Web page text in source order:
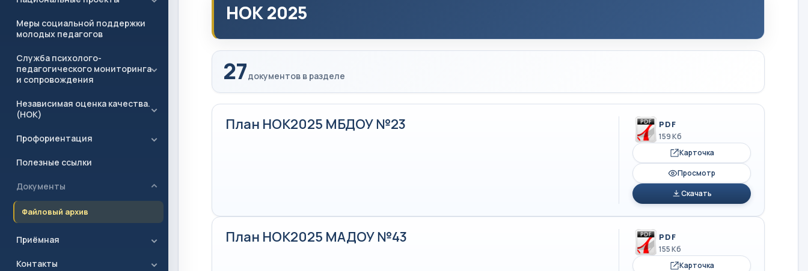
Меры социальной поддержки
молодых педагогов
Служба психолого-
педагогического мониторинга
и сопровождения
Независимая оценка качества.
(НОК)
Профориентация
Полезные ссылки
Документы
Файловый архив
Приёмная
Контакты
НОК 2025
27документов в разделе
План НОК2025 МБДОУ №23 PDF
159 Кб
Карточка
Просмотр
Скачать
План НОК2025 МАДОУ №43 PDF
155 Кб
Карточка